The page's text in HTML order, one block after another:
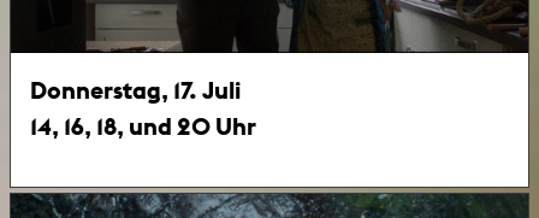
Donnerstag, 17. Juli
14, 16, 18, und 20 Uhr